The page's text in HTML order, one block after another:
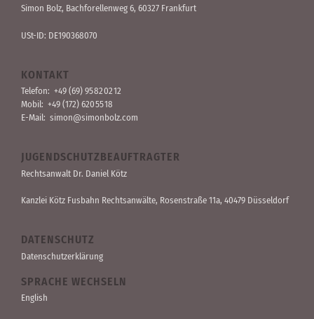
Simon Bolz, Bachforellen­weg 6, 60327 Frankfurt
USt-ID: DE190368070
KONTAKT
Telefon: +49 (69) 95 82 02 12
Mobil: +49 (172) 620 55 18
E-Mail: simon@simonbolz.com
JUGENDSCHUTZBEAUFTRAGTER
Rechts­anwalt Dr. Daniel Kötz
Kanzlei Kötz Fusbahn Rechts­anwälte, Rosen­straße 11a, 40479 Düssel­dorf
DATENSCHUTZ
Datenschutzerklärung
SPRACHE WECHSELN
English